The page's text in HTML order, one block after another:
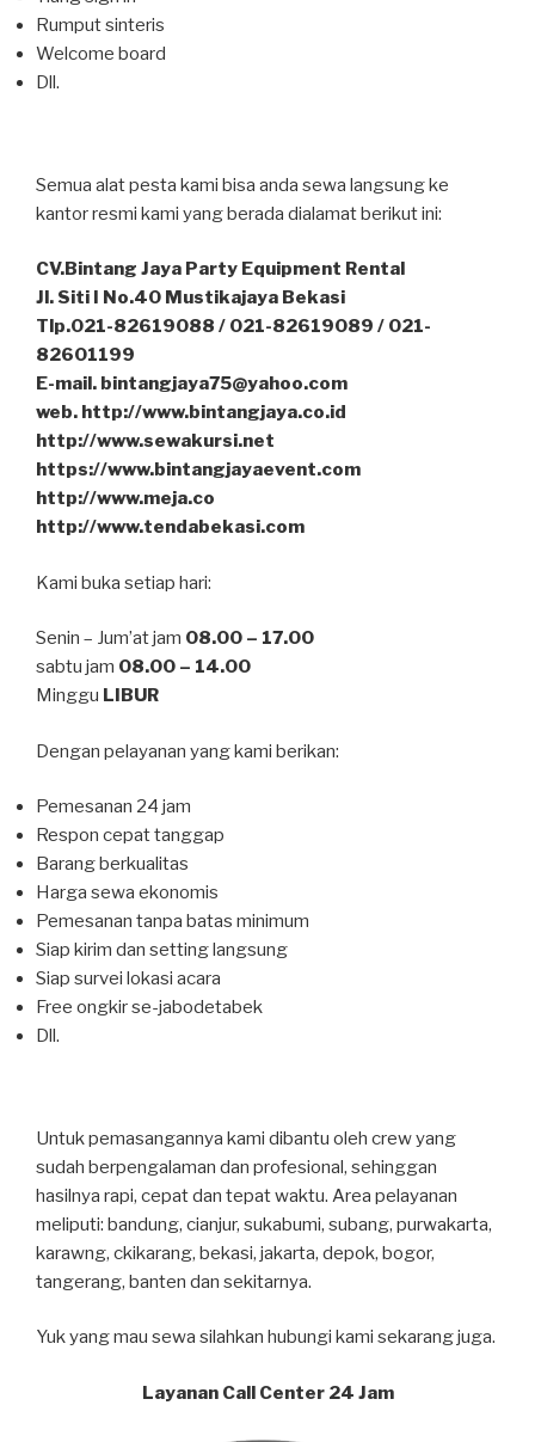
Rumput sinteris
Welcome board
Dll.
Semua alat pesta kami bisa anda sewa langsung ke
kantor resmi kami yang berada dialamat berikut ini:
CV.Bintang Jaya Party Equipment Rental
Jl. Siti I No.40 Mustikajaya Bekasi
Tlp.021-82619088 / 021-82619089 / 021-
82601199
E-mail. bintangjaya75@yahoo.com
web. http://www.bintangjaya.co.id
http://www.sewakursi.net
https://www.bintangjayaevent.com
http://www.meja.co
http://www.tendabekasi.com
Kami buka setiap hari:
Senin – Jum’at jam 08.00 – 17.00
sabtu jam 08.00 – 14.00
Minggu LIBUR
Dengan pelayanan yang kami berikan:
Pemesanan 24 jam
Respon cepat tanggap
Barang berkualitas
Harga sewa ekonomis
Pemesanan tanpa batas minimum
Siap kirim dan setting langsung
Siap survei lokasi acara
Free ongkir se-jabodetabek
Dll.
Untuk pemasangannya kami dibantu oleh crew yang
sudah berpengalaman dan profesional, sehinggan
hasilnya rapi, cepat dan tepat waktu. Area pelayanan
meliputi: bandung, cianjur, sukabumi, subang, purwakarta,
karawng, ckikarang, bekasi, jakarta, depok, bogor,
tangerang, banten dan sekitarnya.
Yuk yang mau sewa silahkan hubungi kami sekarang juga.
Layanan Call Center 24 Jam